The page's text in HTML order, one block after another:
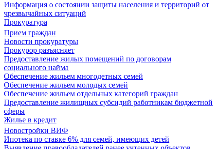
Информация о состоянии защиты населения и территорий от
чрезвычайных ситуаций
Прокуратура
Прием граждан
Новости прокуратуры
Прокурор разъясняет
Предоставление жилых помещений по договорам
социального найма
Обеспечение жильем многодетных семей
Обеспечение жильем молодых семей
Обеспечение жильем отдельных категорий граждан
Предоставление жилищных субсидий работникам бюджетной
сферы
Жилье в кредит
Новостройки ВИФ
Ипотека по ставке 6% для семей, имеющих детей